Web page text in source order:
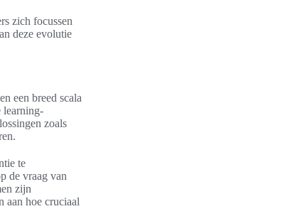
zich focussen
deze evolutie
een breed scala
learning-
zoals
te
de vraag van
zijn
aan hoe cruciaal